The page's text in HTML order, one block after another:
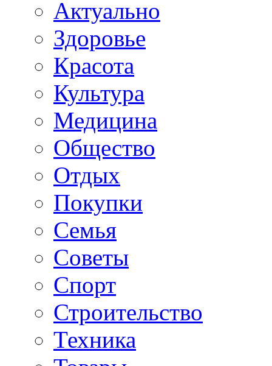
Актуально
Здоровье
Красота
Культура
Медицина
Общество
Отдых
Покупки
Семья
Советы
Спорт
Строительство
Техника